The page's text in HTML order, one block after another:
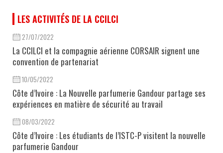
LES ACTIVITÉS DE LA CCILCI
27/07/2022
La CCILCI et la compagnie aérienne CORSAIR signent une
convention de partenariat
10/05/2022
Côte d’Ivoire : La Nouvelle parfumerie Gandour partage ses
expériences en matière de sécurité au travail
08/03/2022
Côte d’Ivoire : Les étudiants de l’ISTC-P visitent la nouvelle
parfumerie Gandour